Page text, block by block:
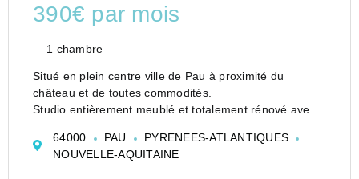
390€ par mois
1 chambre
Situé en plein centre ville de Pau à proximité du
château et de toutes commodités.
Studio entièrement meublé et totalement rénové avec
A visiter au plus vite !
64000 PAU
PYRENEES-ATLANTIQUES
NOUVELLE-AQUITAINE